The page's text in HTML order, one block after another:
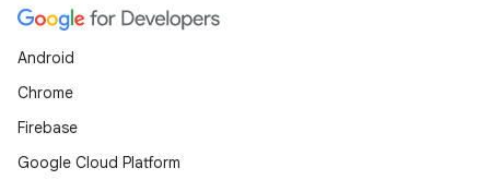
Android
Chrome
Firebase
Google Cloud Platform